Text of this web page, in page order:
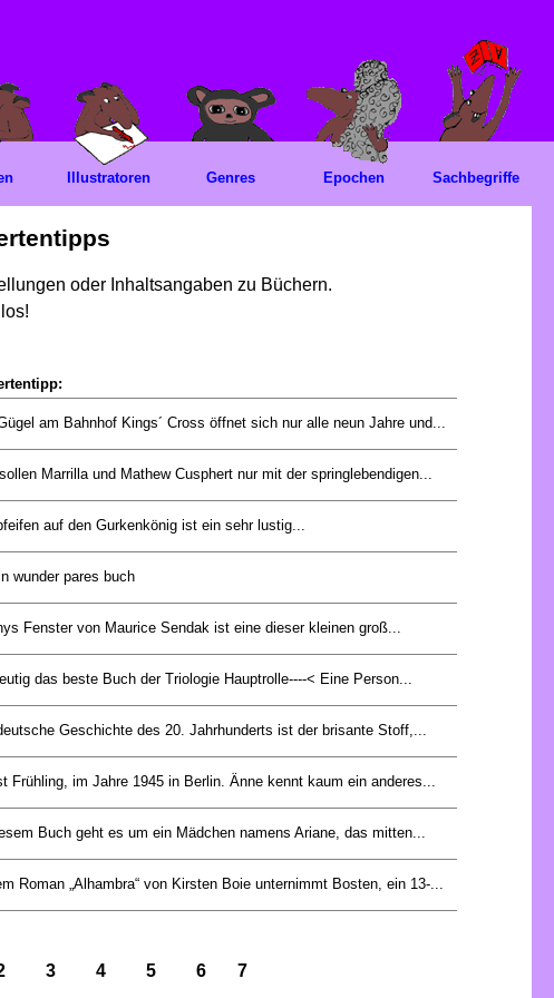
oder Inhaltsangaben zu Büchern.
am Bahnhof Kings´ Cross öffnet sich nur alle neun Jahre und...
Marrilla und Mathew Cusphert nur mit der springlebendigen...
auf den Gurkenkönig ist ein sehr lustig...
wunder pares buch
Fenster von Maurice Sendak ist eine dieser kleinen groß...
das beste Buch der Triologie Hauptrolle----< Eine Person...
Geschichte des 20. Jahrhunderts ist der brisante Stoff,...
Frühling, im Jahre 1945 in Berlin. Änne kennt kaum ein anderes...
Buch geht es um ein Mädchen namens Ariane, das mitten...
Roman „Alhambra“ von Kirsten Boie unternimmt Bosten, ein 13-...
3 4 5 6 7
Illustratoren Genres Epochen Sachbegriffe